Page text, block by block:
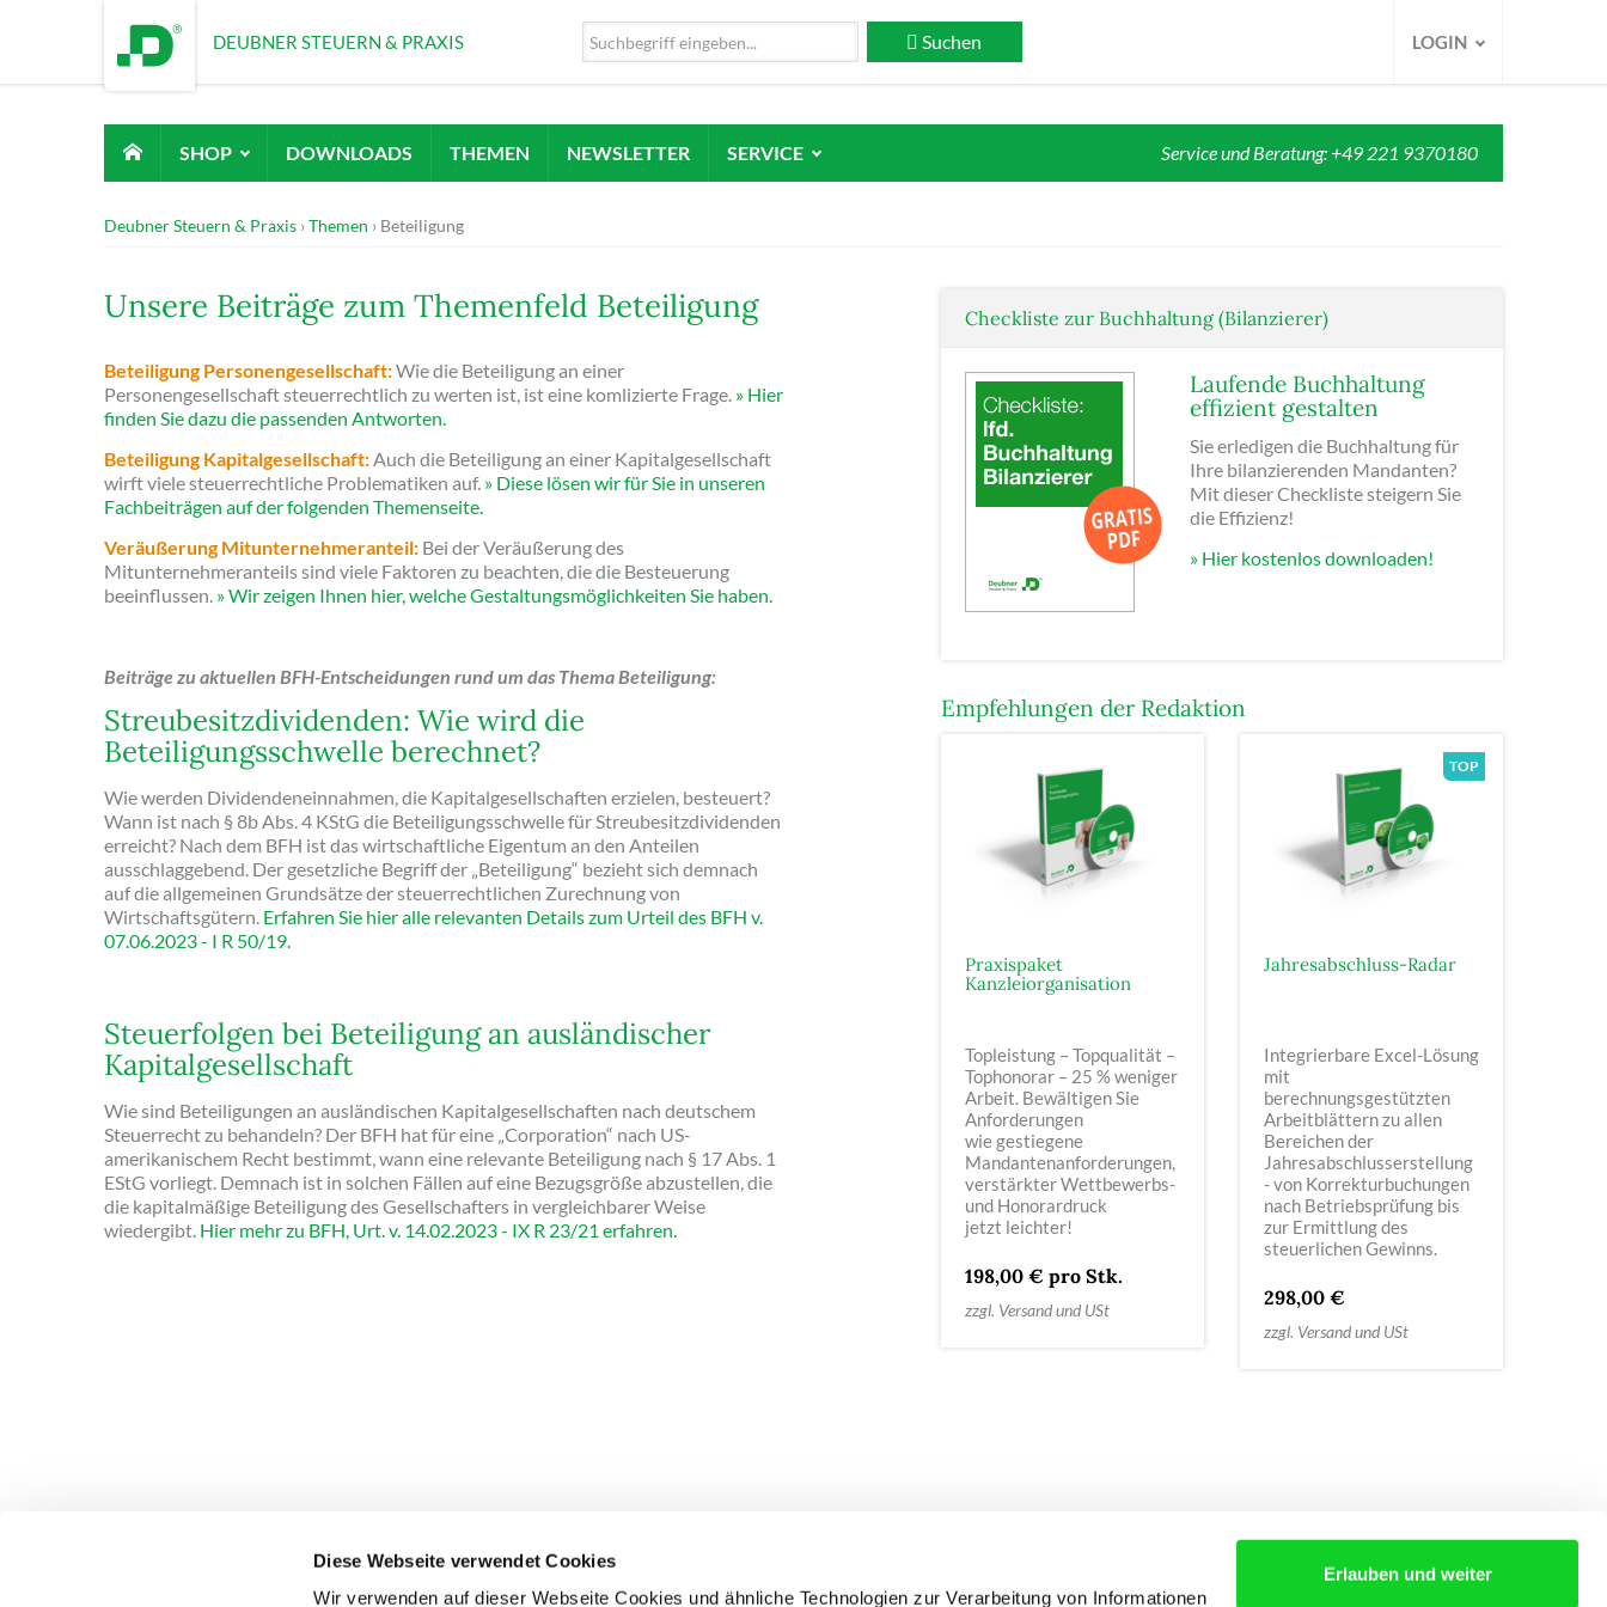
Diese Webseite verwendet Cookies
Wir verwenden auf dieser Webseite Cookies und ähnliche Technologien zur Verarbeitung von Informationen
Erlauben und weiter
DEUBNER STEUERN & PRAXIS Suchen LOGIN
SHOP DOWNLOADS THEMEN NEWSLETTER SERVICE Service und Beratung: +49 221 9370180
Deubner Steuern & Praxis Themen Beteiligung
Unsere Beiträge zum Themenfeld Beteiligung
Beteiligung Personengesellschaft:Wie die Beteiligung an einer
Personengesellschaft steuerrechtlich zu werten ist, ist eine komlizierte Frage. » Hier
finden Sie dazu die passenden Antworten.
Beteiligung Kapitalgesellschaft:Auch die Beteiligung an einer Kapitalgesellschaft
wirft viele steuerrechtliche Problematiken auf. » Diese lösen wir für Sie in unseren
Fachbeiträgen auf der folgenden Themenseite.
Veräußerung Mitunternehmeranteil: Bei der Veräußerung des
Mitunternehmeranteils sind viele Faktoren zu beachten, die die Besteuerung
beeinflussen. » Wir zeigen Ihnen hier, welche Gestaltungsmöglichkeiten Sie haben.
Beiträge zu aktuellen BFH-Entscheidungen rund um das Thema Beteiligung:
Streubesitzdividenden: Wie wird die
Beteiligungsschwelle berechnet?
Wie werden Dividendeneinnahmen, die Kapitalgesellschaften erzielen, besteuert?
Wann ist nach § 8b Abs. 4 KStG die Beteiligungsschwelle für Streubesitzdividenden
erreicht? Nach dem BFH ist das wirtschaftliche Eigentum an den Anteilen
ausschlaggebend. Der gesetzliche Begriff der „Beteiligung“ bezieht sich demnach
auf die allgemeinen Grundsätze der steuerrechtlichen Zurechnung von
Wirtschaftsgütern. Erfahren Sie hier alle relevanten Details zum Urteil des BFH v.
07.06.2023 - I R 50/19.
Steuerfolgen bei Beteiligung an ausländischer
Kapitalgesellschaft
Wie sind Beteiligungen an ausländischen Kapitalgesellschaften nach deutschem
Steuerrecht zu behandeln? Der BFH hat für eine „Corporation“ nach US-
amerikanischem Recht bestimmt, wann eine relevante Beteiligung nach § 17 Abs. 1
EStG vorliegt. Demnach ist in solchen Fällen auf eine Bezugsgröße abzustellen, die
die kapitalmäßige Beteiligung des Gesellschafters in vergleichbarer Weise
wiedergibt. Hier mehr zu BFH, Urt. v. 14.02.2023 - IX R 23/21 erfahren.
Checkliste zur Buchhaltung (Bilanzierer)
Laufende Buchhaltung
effizient gestalten
Sie erledigen die Buchhaltung für
Ihre bilanzierenden Mandanten?
Mit dieser Checkliste steigern Sie
die Effizienz!
» Hier kostenlos downloaden!
Empfehlungen der Redaktion
Praxispaket
Kanzleiorganisation
Topleistung – Topqualität –
Tophonorar – 25 % weniger
Arbeit. Bewältigen Sie
Anforderungen
wie gestiegene
Mandanten­anforderungen,
verstärkter Wettbewerbs-
und Honorardruck
jetzt leichter!
198,00 € pro Stk.
zzgl. Versand und USt
Jahresabschluss-Radar
Integrierbare Excel-Lösung
mit
berechnungsgestützten
Arbeitblättern zu allen
Bereichen der
Jahresabschlusserstellung
- von Korrekturbuchungen
nach Betriebsprüfung bis
zur Ermittlung des
steuerlichen Gewinns.
298,00 €
zzgl. Versand und USt
DEUBNER RECHT & STEUERN PRODUKTE COMPLIANCE IMPRESSUM DATENSCHUTZ COOKIES AGB